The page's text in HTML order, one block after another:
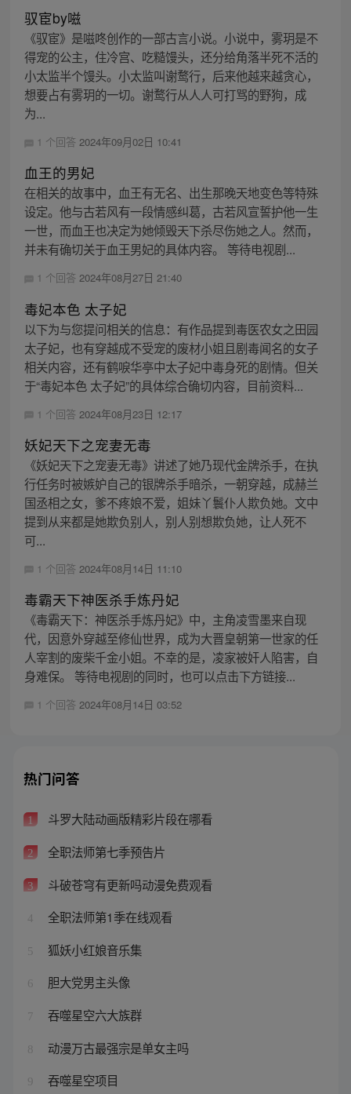
驭宦by嗞
《驭宦》是嗞咚创作的一部古言小说。小说中，雾玥是不
得宠的公主，住冷宫、吃糙馒头，还分给角落半死不活的
小太监半个馒头。小太监叫谢鹜行，后来他越来越贪心，
想要占有雾玥的一切。谢鹜行从人人可打骂的野狗，成
为...
1 个回答 2024年09月02日 10:41
血王的男妃
在相关的故事中，血王有无名、出生那晚天地变色等特殊
设定。他与古若风有一段情感纠葛，古若风宣誓护他一生
一世，而血王也决定为她倾毁天下杀尽伤她之人。然而，
并未有确切关于血王男妃的具体内容。 等待电视剧...
1 个回答 2024年08月27日 21:40
毒妃本色 太子妃
以下为与您提问相关的信息：有作品提到毒医农女之田园
太子妃，也有穿越成不受宠的废材小姐且剧毒闻名的女子
相关内容，还有鹤唳华亭中太子妃中毒身死的剧情。但关
于“毒妃本色 太子妃”的具体综合确切内容，目前资料...
1 个回答 2024年08月23日 12:17
妖妃天下之宠妻无毒
《妖妃天下之宠妻无毒》讲述了她乃现代金牌杀手，在执
行任务时被嫉妒自己的银牌杀手暗杀，一朝穿越，成赫兰
国丞相之女，爹不疼娘不爱，姐妹丫鬟仆人欺负她。文中
提到从来都是她欺负别人，别人别想欺负她，让人死不
可...
1 个回答 2024年08月14日 11:10
毒霸天下神医杀手炼丹妃
《毒霸天下：神医杀手炼丹妃》中，主角凌雪墨来自现
代，因意外穿越至修仙世界，成为大晋皇朝第一世家的任
人宰割的废柴千金小姐。不幸的是，凌家被奸人陷害，自
身难保。 等待电视剧的同时，也可以点击下方链接...
1 个回答 2024年08月14日 03:52
热门问答
1 斗罗大陆动画版精彩片段在哪看
2 全职法师第七季预告片
3 斗破苍穹有更新吗动漫免费观看
4 全职法师第1季在线观看
5 狐妖小红娘音乐集
6 胆大党男主头像
7 吞噬星空六大族群
8 动漫万古最强宗是单女主吗
9 吞噬星空项目